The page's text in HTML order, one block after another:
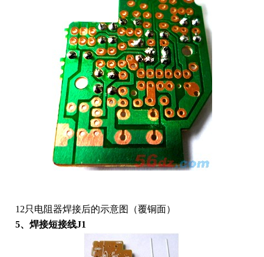
12只电阻器焊接后的示意图（覆铜面）
5、焊接短接线J1